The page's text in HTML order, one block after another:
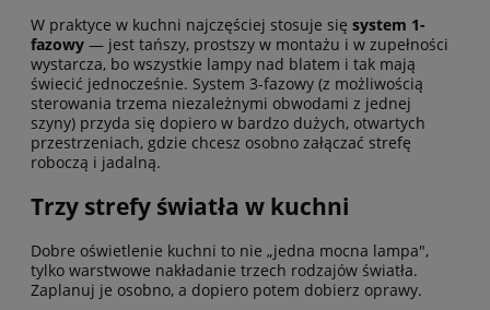
W praktyce w kuchni najczęściej stosuje się system 1-
fazowy — jest tańszy, prostszy w montażu i w zupełności
wystarcza, bo wszystkie lampy nad blatem i tak mają
świecić jednocześnie. System 3-fazowy (z możliwością
sterowania trzema niezależnymi obwodami z jednej
szyny) przyda się dopiero w bardzo dużych, otwartych
przestrzeniach, gdzie chcesz osobno załączać strefę
roboczą i jadalną.
Trzy strefy światła w kuchni
Dobre oświetlenie kuchni to nie „jedna mocna lampa",
tylko warstwowe nakładanie trzech rodzajów światła.
Zaplanuj je osobno, a dopiero potem dobierz oprawy.